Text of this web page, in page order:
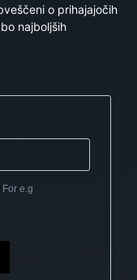
o prihajajočih
najboljših
e.g